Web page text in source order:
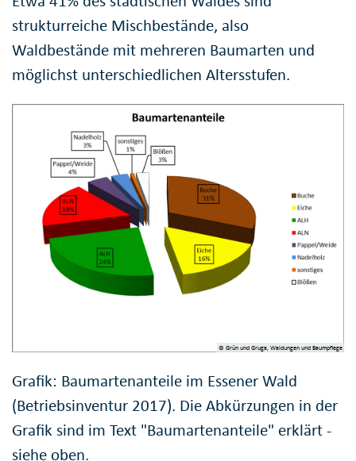
strukturreiche Mischbestände, also
Waldbestände mit mehreren Baumarten und
möglichst unterschiedlichen Altersstufen.
© Grün und Gruga, Waldungen und Baumpflege
Grafik: Baumartenanteile im Essener Wald
(Betriebsinventur 2017). Die Abkürzungen in der
Grafik sind im Text "Baumartenanteile" erklärt -
siehe oben.